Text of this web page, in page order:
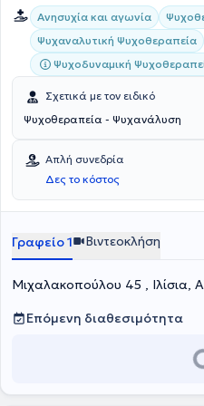
Ανησυχία και αγωνία
Ψυχαναλυτική Ψυχοθεραπεία
Ψυχοδυναμική
Σχετικά με τον ειδικό
Ψυχοθεραπεία - Ψυχανάλυση
Απλή συνεδρία
Δες το κόστος
Γραφείο 1 Βιντεοκλήση
Μιχαλακοπούλου 45 , Ιλίσια,
Επόμενη διαθεσιμότητα